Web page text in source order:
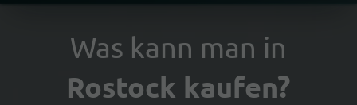
Als meinen Standort wählen
Was kann man in
Rostock kaufen?